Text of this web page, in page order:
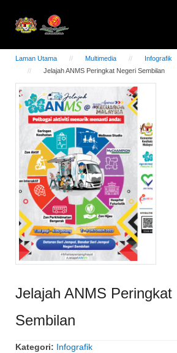
Laman Utama Multimedia
Infografik
Jelajah ANMS Peringkat Negeri Sembilan
Jelajah ANMS Peringkat
Sembilan
Kategori: Infografik